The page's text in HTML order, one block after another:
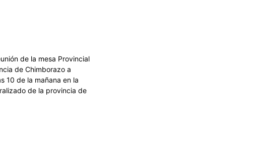
de la mesa Provincial
de Chimborazo a
10 de la mañana en la
de la provincia de